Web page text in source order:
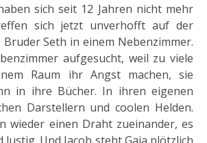
sich seit 12 Jahren nicht mehr
sich jetzt unverhofft auf der
Bruder Seth in einem Nebenzimmer.
aufgesucht, weil zu viele
Raum ihr Angst machen, sie
in ihre Bücher. In ihren eigenen
Darstellern und coolen Helden.
wieder einen Draht zueinander, es